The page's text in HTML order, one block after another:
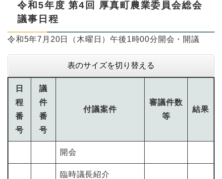
令和5年度 第4回 厚真町農業委員会総会
議事日程
令和5年7月20日（木曜日）午後1時00分開会・開議
表のサイズを切り替える
日
程
番
号
議
件
番
号
付議案件
審議件数
等
結果
開会
臨時議長紹介